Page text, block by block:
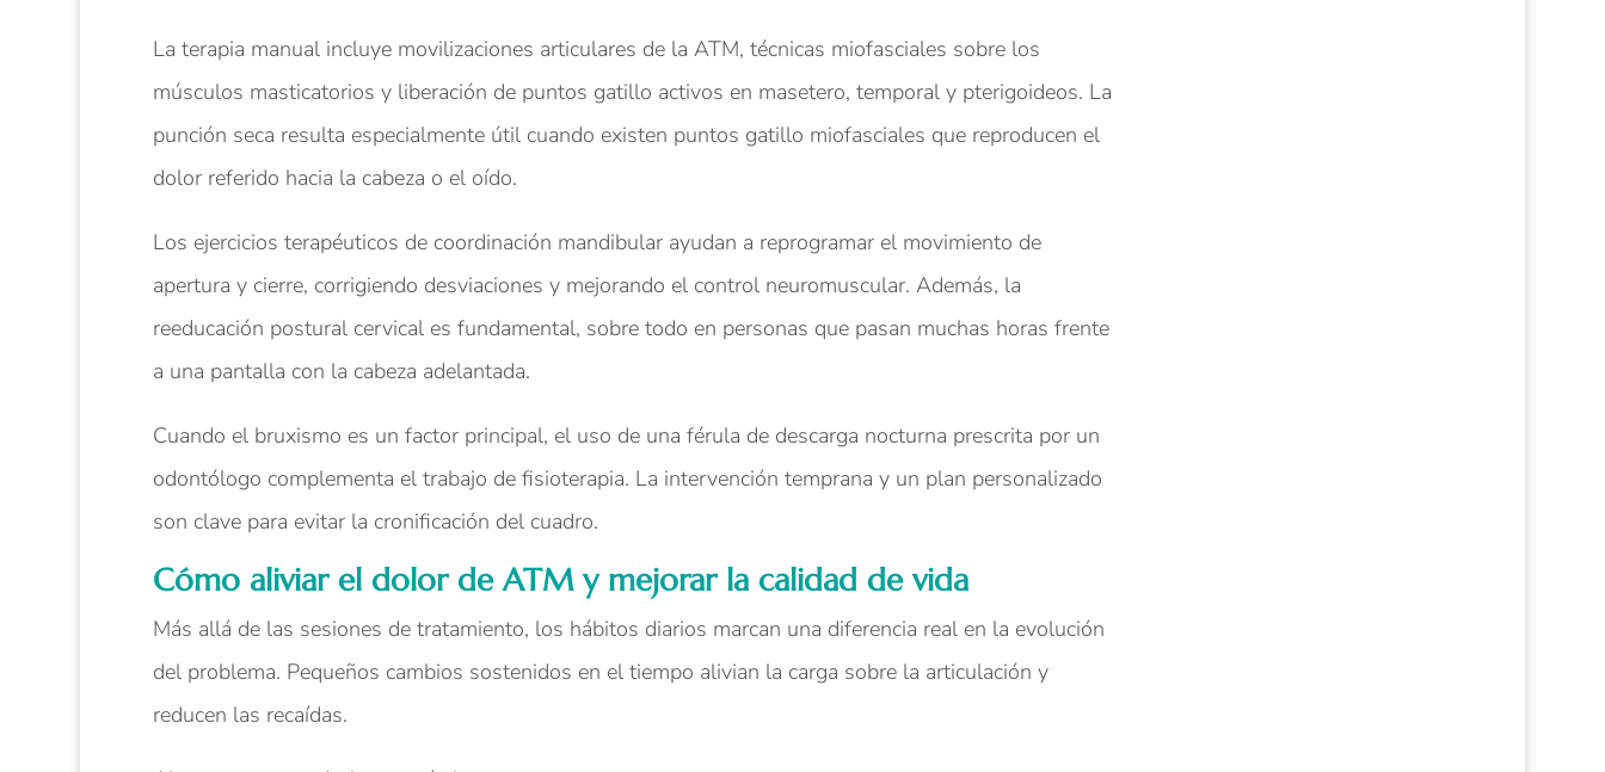
La terapia manual incluye movilizaciones articulares de la ATM, técnicas miofasciales sobre los
músculos masticatorios y liberación de puntos gatillo activos en masetero, temporal y pterigoideos. La
punción seca resulta especialmente útil cuando existen puntos gatillo miofasciales que reproducen el
dolor referido hacia la cabeza o el oído.
Los ejercicios terapéuticos de coordinación mandibular ayudan a reprogramar el movimiento de
apertura y cierre, corrigiendo desviaciones y mejorando el control neuromuscular. Además, la
reeducación postural cervical es fundamental, sobre todo en personas que pasan muchas horas frente
a una pantalla con la cabeza adelantada.
Cuando el bruxismo es un factor principal, el uso de una férula de descarga nocturna prescrita por un
odontólogo complementa el trabajo de fisioterapia. La intervención temprana y un plan personalizado
son clave para evitar la cronificación del cuadro.
Cómo aliviar el dolor de ATM y mejorar la calidad de vida
Más allá de las sesiones de tratamiento, los hábitos diarios marcan una diferencia real en la evolución
del problema. Pequeños cambios sostenidos en el tiempo alivian la carga sobre la articulación y
reducen las recaídas.